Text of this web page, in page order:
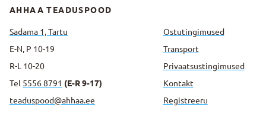
AHHAA TEADUSPOOD
Sadama 1, Tartu
E-N, P 10-19
R-L 10-20
Tel 5556 8791 (E-R 9-17)
teaduspood@ahhaa.ee
Ostutingimused
Transport
Privaatsus­tingimused
Kontakt
Registreeru